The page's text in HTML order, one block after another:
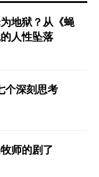
地狱？从《蝇
人性坠落
个深刻思考
师的剧了